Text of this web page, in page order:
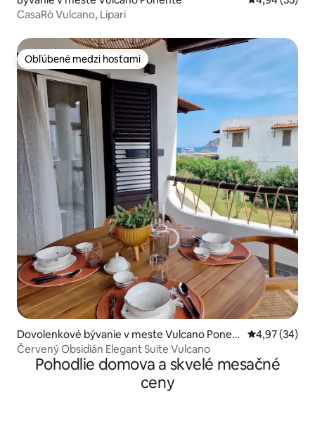
CasaRò Vulcano, Lipari
Obľúbené medzi hosťami
Obľúbené medzi hosťami
Dovolenkové bývanie v meste Vulcano Ponen
te
Priemerné
4,97 (34)
Červený Obsidián Elegant Suite Vulcano
Pohodlie domova a skvelé mesačné
ceny